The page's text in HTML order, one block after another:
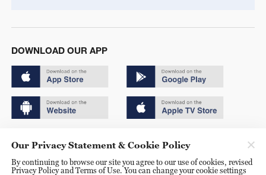
DOWNLOAD OUR APP
京ICP备20000184号
Our Privacy Statement & Cookie Policy
By continuing to browse our site you agree to our use of cookies, revised
Privacy Policy and Terms of Use. You can change your cookie settings